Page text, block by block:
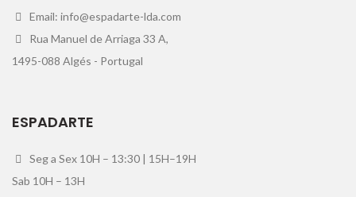
Email: info@espadarte-lda.com
Rua Manuel de Arriaga 33 A,
1495-088 Algés - Portugal
ESPADARTE
Seg a Sex 10H – 13:30 | 15H–19H
Sab 10H – 13H